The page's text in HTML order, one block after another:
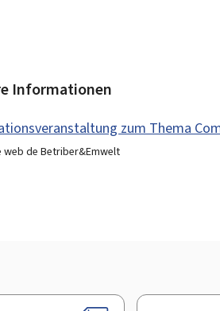
Informationen
zum Thema
web de Betriber&Emwelt